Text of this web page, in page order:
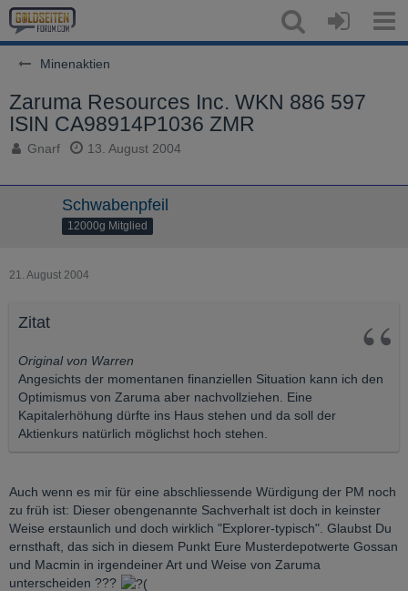
Minenaktien
Zaruma Resources Inc. WKN 886 597
ISIN CA98914P1036 ZMR
Gnarf 13. August 2004
Schwabenpfeil
12000g Mitglied
21. August 2004
Zitat
Original von Warren
Angesichts der momentanen finanziellen Situation kann ich den
Optimismus von Zaruma aber nachvollziehen. Eine
Kapitalerhöhung dürfte ins Haus stehen und da soll der
Aktienkurs natürlich möglichst hoch stehen.
Auch wenn es mir für eine abschliessende Würdigung der PM noch
zu früh ist: Dieser obengenannte Sachverhalt ist doch in keinster
Weise erstaunlich und doch wirklich "Explorer-typisch". Glaubst Du
ernsthaft, das sich in diesem Punkt Eure Musterdepotwerte Gossan
und Macmin in irgendeiner Art und Weise von Zaruma
unterscheiden ???